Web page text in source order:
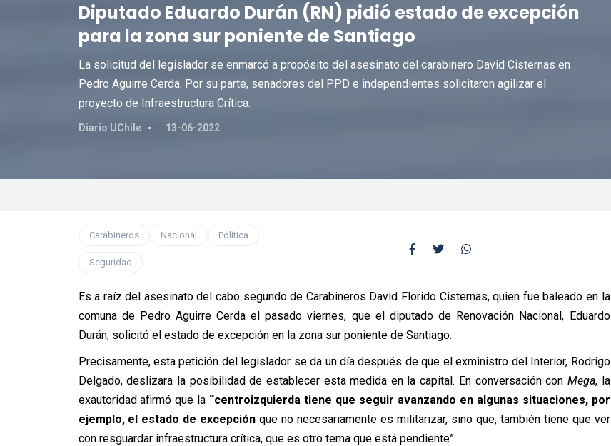
Diputado Eduardo Durán (RN) pidió estado de excepción
para la zona sur poniente de Santiago
La solicitud del legislador se enmarcó a propósito del asesinato del carabinero David Cisternas en
Pedro Aguirre Cerda. Por su parte, senadores del PPD e independientes solicitaron agilizar el
proyecto de Infraestructura Crítica.
Diario UChile 13-06-2022
Carabineros Nacional Política
Seguridad
Es a raíz del asesinato del cabo segundo de Carabineros David Florido Cisternas, quien fue baleado en la
comuna de Pedro Aguirre Cerda el pasado viernes, que el diputado de Renovación Nacional, Eduardo
Durán, solicitó el estado de excepción en la zona sur poniente de Santiago.
Precisamente, esta petición del legislador se da un día después de que el exministro del Interior, Rodrigo
Delgado, deslizara la posibilidad de establecer esta medida en la capital. En conversación con Mega, la
exautoridad afirmó que la “centroizquierda tiene que seguir avanzando en algunas situaciones, por
ejemplo, el estado de excepciónque no necesariamente es militarizar, sino que, también tiene que ver
con resguardar infraestructura crítica, que es otro tema que está pendiente”.